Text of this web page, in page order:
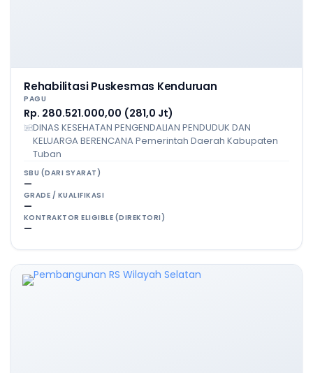
Rehabilitasi Puskesmas Kenduruan
PAGU
Rp. 280.521.000,00 (281,0 Jt)
DINAS KESEHATAN PENGENDALIAN PENDUDUK DAN
KELUARGA BERENCANA Pemerintah Daerah Kabupaten
Tuban
SBU (DARI SYARAT)
—
GRADE / KUALIFIKASI
—
KONTRAKTOR ELIGIBLE (DIREKTORI)
—